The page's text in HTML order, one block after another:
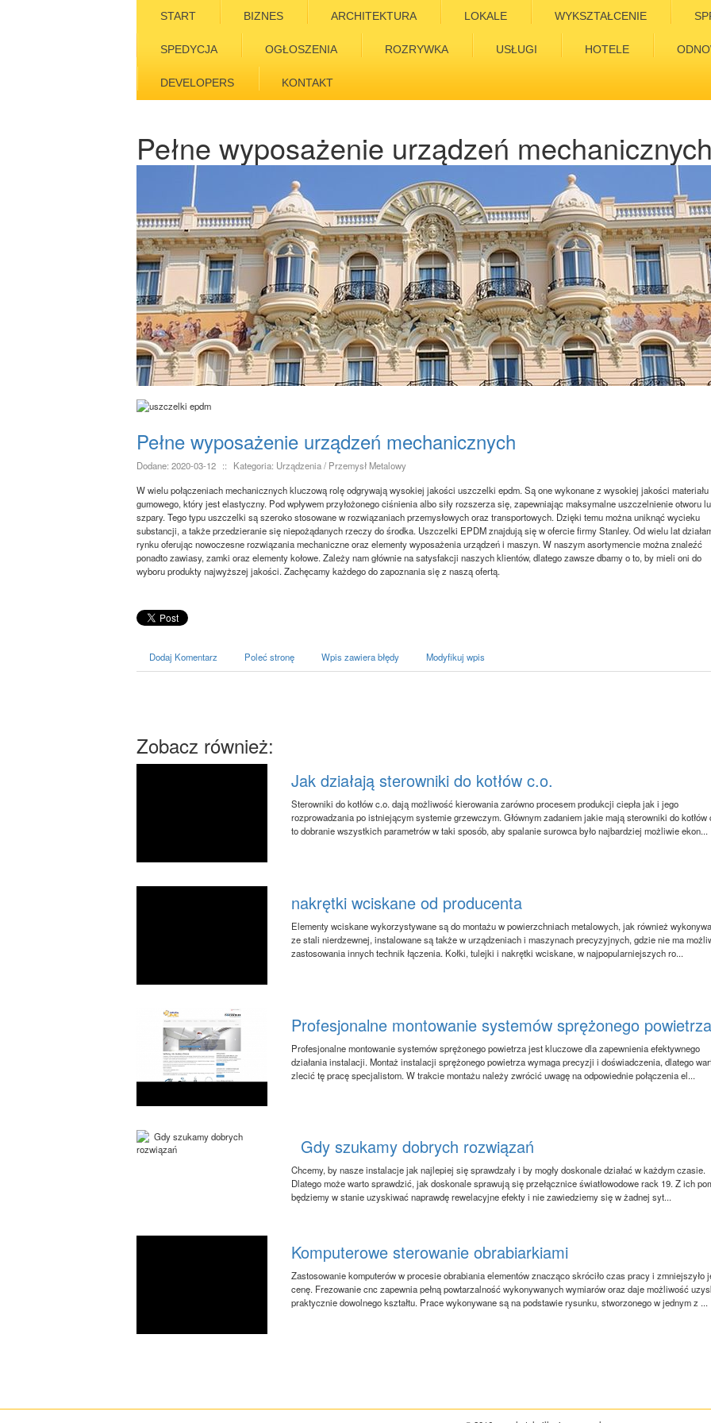
START BIZNES ARCHITEKTURA LOKALE WYKSZTAŁCENIE
SPEDYCJA OGŁOSZENIA ROZRYWKA USŁUGI HOTELE
DEVELOPERS KONTAKT
Pełne wyposażenie urządzeń mechanicznych
Pełne wyposażenie urządzeń mechanicznych
Dodane: 2020-03-12 ::
Kategoria: Urządzenia / Przemysł Metalowy
W wielu połączeniach mechanicznych kluczową rolę odgrywają wysokiej jakości uszczelki epdm. Są one wykonane z wysokiej jakości materiału
gumowego, który jest elastyczny. Pod wpływem przyłożonego ciśnienia albo siły rozszerza się, zapewniając maksymalne uszczelnienie otworu
szpary. Tego typu uszczelki są szeroko stosowane w rozwiązaniach przemysłowych oraz transportowych. Dzięki temu można uniknąć wycieku
substancji, a także przedzieranie się niepożądanych rzeczy do środka. Uszczelki EPDM znajdują się w ofercie firmy Stanley. Od wielu lat
rynku oferując nowoczesne rozwiązania mechaniczne oraz elementy wyposażenia urządzeń i maszyn. W naszym asortymencie można znaleźć
ponadto zawiasy, zamki oraz elementy kołowe. Zależy nam głównie na satysfakcji naszych klientów, dlatego zawsze dbamy o to, by mieli oni do
wyboru produkty najwyższej jakości. Zachęcamy każdego do zapoznania się z naszą ofertą.
Dodaj Komentarz Poleć stronę Wpis zawiera błędy Modyfikuj wpis
Zobacz również:
Jak działają sterowniki do kotłów c.o.
Sterowniki do kotłów c.o. dają możliwość kierowania zarówno procesem produkcji ciepła jak i jego
rozprowadzania po istniejącym systemie grzewczym. Głównym zadaniem jakie mają sterowniki do kotłów
to dobranie wszystkich parametrów w taki sposób, aby spalanie surowca było najbardziej możliwie ekon...
nakrętki wciskane od producenta
Elementy wciskane wykorzystywane są do montażu w powierzchniach metalowych, jak również
ze stali nierdzewnej, instalowane są także w urządzeniach i maszynach precyzyjnych, gdzie nie ma
zastosowania innych technik łączenia. Kołki, tulejki i nakrętki wciskane, w najpopularniejszych ro...
Profesjonalne montowanie systemów sprężonego powietrza
Profesjonalne montowanie systemów sprężonego powietrza jest kluczowe dla zapewnienia efektywnego
działania instalacji. Montaż instalacji sprężonego powietrza wymaga precyzji i doświadczenia, dlatego
zlecić tę pracę specjalistom. W trakcie montażu należy zwrócić uwagę na odpowiednie połączenia el...
Gdy szukamy dobrych rozwiązań
Chcemy, by nasze instalacje jak najlepiej się sprawdzały i by mogły doskonale działać w każdym czasie.
Dlatego może warto sprawdzić, jak doskonale sprawują się przełącznice światłowodowe rack 19. Z ich
będziemy w stanie uzyskiwać naprawdę rewelacyjne efekty i nie zawiedziemy się w żadnej syt...
Komputerowe sterowanie obrabiarkiami
Zastosowanie komputerów w procesie obrabiania elementów znacząco skróciło czas pracy i zmniejszyło
cenę. Frezowanie cnc zapewnia pełną powtarzalność wykonywanych wymiarów oraz daje możliwość
praktycznie dowolnego kształtu. Prace wykonywane są na podstawie rysunku, stworzonego w jednym z ...